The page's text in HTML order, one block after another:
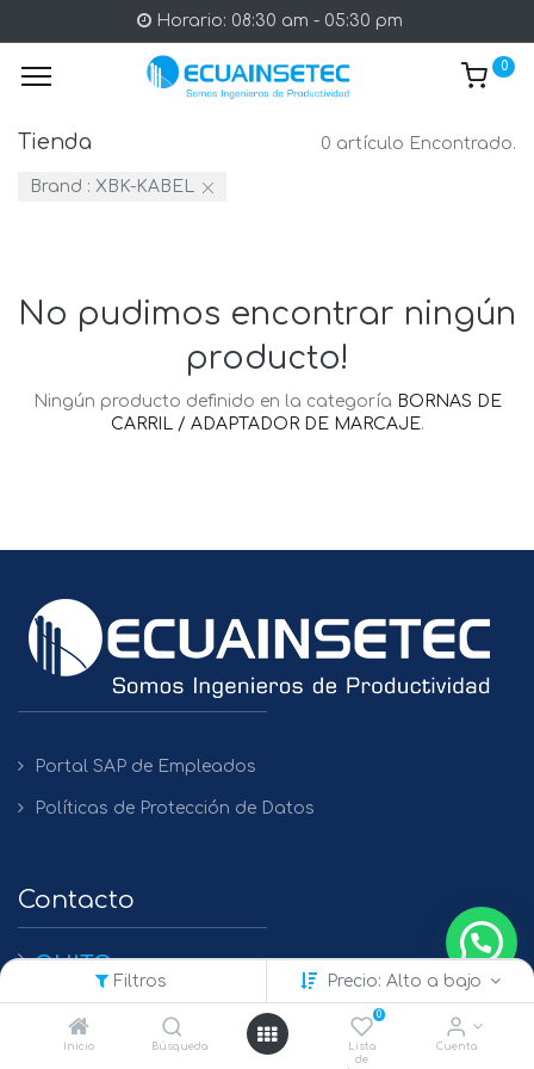
Filtros Precio: Alto a bajo
Inicio Búsqueda
0
Lista
de
Cuenta
Horario: 08:30 am - 05:30 pm
0
Tienda 0 artículo Encontrado.
Brand : XBK-KABEL
No pudimos encontrar ningún
producto!
Ningún producto definido en la categoría BORNAS DE
CARRIL / ADAPTADOR DE MARCAJE.
Portal SAP de Empleados
Políticas de Protección de Datos
Contacto
QUITO
+(593) 2 450475 / 2269 148 / 2261 979
GUAYAQUIL